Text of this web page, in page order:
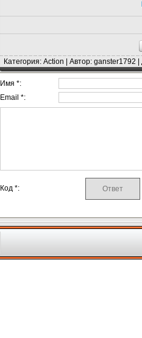
Категория: Action | Автор: ganster1792
Имя *:
Email *:
Код *: